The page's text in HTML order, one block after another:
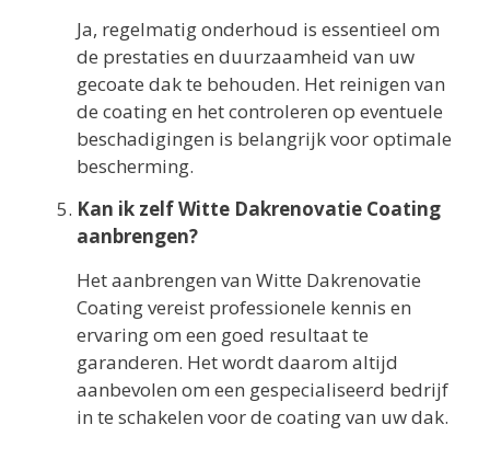
Ja, regelmatig onderhoud is essentieel om
de prestaties en duurzaamheid van uw
gecoate dak te behouden. Het reinigen van
de coating en het controleren op eventuele
beschadigingen is belangrijk voor optimale
bescherming.
Kan ik zelf Witte Dakrenovatie Coating
aanbrengen?
Het aanbrengen van Witte Dakrenovatie
Coating vereist professionele kennis en
ervaring om een goed resultaat te
garanderen. Het wordt daarom altijd
aanbevolen om een gespecialiseerd bedrijf
in te schakelen voor de coating van uw dak.